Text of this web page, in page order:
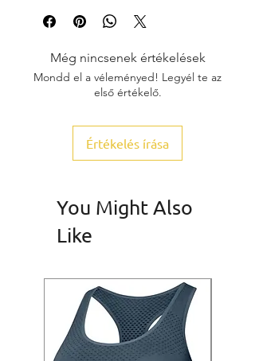
Még nincsenek értékelések
Mondd el a véleményed! Legyél te az
első értékelő.
Értékelés írása
You Might Also
Like